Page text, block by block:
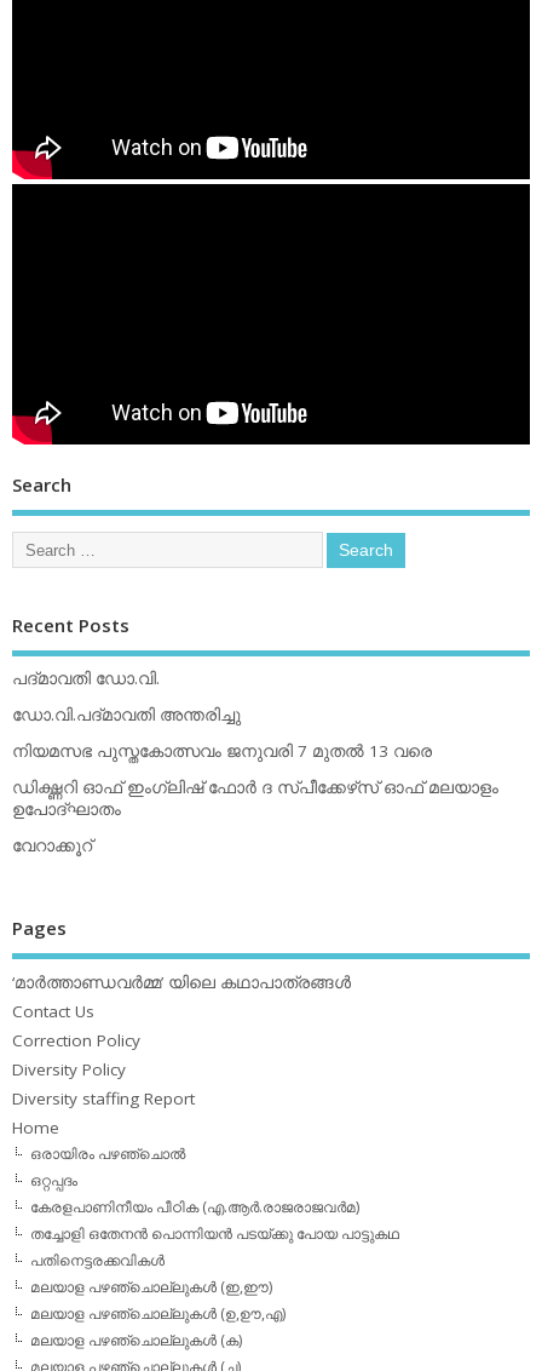
Search
Recent Posts
പദ്മാവതി ഡോ.വി.
ഡോ.വി.പദ്മാവതി അന്തരിച്ചു
നിയമസഭ പുസ്തകോത്സവം ജനുവരി 7 മുതല്‍ 13 വരെ
ഡിക്ഷ്ണറി ഓഫ് ഇംഗ്ലിഷ് ഫോര്‍ ദ സ്പീക്കേഴ്‌സ് ഓഫ് മലയാളം
ഉപോദ്ഘാതം
വേറാക്കൂറ്
Pages
‘മാര്‍ത്താണ്ഡവര്‍മ്മ’ യിലെ കഥാപാത്രങ്ങള്‍
Contact Us
Correction Policy
Diversity Policy
Diversity staffing Report
Home
ഒരായിരം പഴഞ്ചൊല്‍
ഒറ്റപ്പദം
കേരളപാണിനീയം പീഠിക (എ.ആര്‍.രാജരാജവര്‍മ)
തച്ചോളി ഒതേനൻ പൊന്നിയൻ പടയ്‌ക്കു പോയ പാട്ടുകഥ
പതിനെട്ടരക്കവികള്‍
മലയാള പഴഞ്ചൊല്ലുകള്‍ (ഇ,ഈ)
മലയാള പഴഞ്ചൊല്ലുകള്‍ (ഉ,ഊ,എ)
മലയാള പഴഞ്ചൊല്ലുകള്‍ (ക)
മലയാള പഴഞ്ചൊല്ലുകള്‍ (ച)